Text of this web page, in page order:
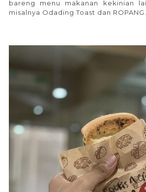
bareng menu makanan kekinian
misalnya Odading Toast dan ROPANG.